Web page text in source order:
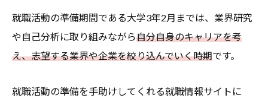
就職活動の準備期間である大学3年2月までは、業界研究
や自己分析に取り組みながら自分自身のキャリアを考
え、志望する業界や企業を絞り込んでいく時期です。
就職活動の準備を手助けしてくれる就職情報サイトに